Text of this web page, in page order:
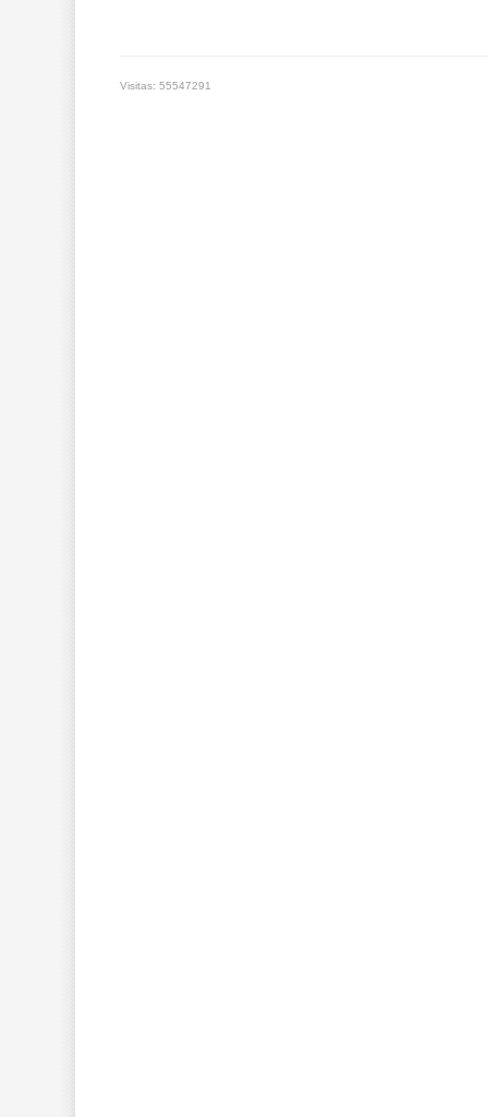
Visitas: 55547291